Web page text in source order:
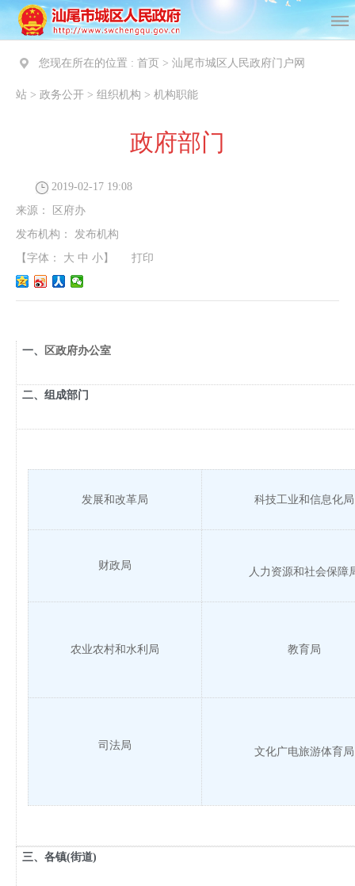
您现在所在的位置 : 首页 > 汕尾市城区人民政府门户网
站 > 政务公开 > 组织机构 > 机构职能
政府部门
2019-02-17 19:08
来源：
区府办
发布机构： 发布机构
【字体： 大 中 小 】 打印
一、 区政府办公室
二、组成部门
发展和改革局 科技工业和信息化局
财政局
人力资源和社会保障
农业农村和水利局 教育局
司法局
文化广电旅游体育局
三、各镇(街道)